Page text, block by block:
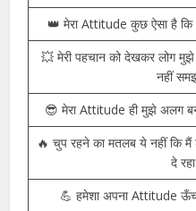
😏 जिसे देखकर तू डरता है, वही
💥 जितना तुम मुझसे दूर रहोगे,
😈 मैं उन लोगों में से नहीं हूँ, जो
मुझे रोकने की
👑 मेरा Attitude कुछ ऐसा है
💥 मेरी पहचान को देखकर लोग
नहीं